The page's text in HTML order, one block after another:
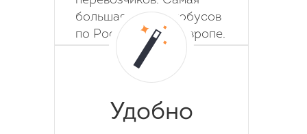
большая база автобусов
по России, СНГ и Европе.
Удобно